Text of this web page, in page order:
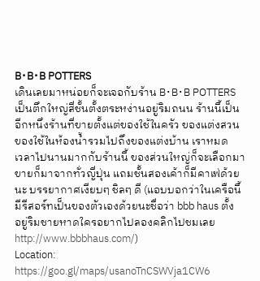
B･B･B POTTERS
เดินเลยมาหน่อยก็จะเจอกับร้าน B･B･B POTTERS
เป็นตึกใหญ่สี่ชั้นตั้งตระหง่านอยู่ริมถนน ร้านนี้เป็น
อีกหนึ่งร้านที่ขายตั้งแต่ของใช้ในครัว ของแต่งสวน
ของใช้ในห้องน้ำรวมไปถึงของแต่งบ้าน เราหมด
เวลาไปนานมากกับร้านนี้ ของส่วนใหญ่ก็จะเลือกมา
ขายก็มาจากทั่วญี่ปุ่น แถมชั้นสองเค้าก็มีคาเฟ่ด้วย
นะ บรรยากาศเงียบๆ ชิลๆ ดี (แอบบอกว่าในเครือนี้
มีรีสอร์ทเป็นของตัวเองด้วยนะชื่อว่า bbb haus ตั้ง
อยู่ริมชายหาดใครอยากไปลองคลิกไปชมเลย
http://www.bbbhaus.com/)
Location:
https://goo.gl/maps/usanoTnCSWVja1CW6